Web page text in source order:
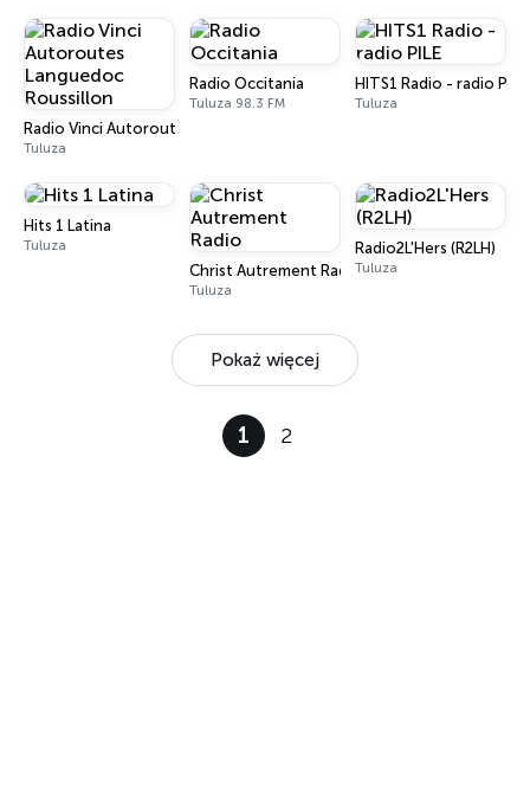
Radio Vinci Autoroutes Languedoc Roussillon
Tuluza
Radio Occitania
Tuluza 98.3 FM
HITS1 Radio - radio PILE
Tuluza
Hits 1 Latina
Tuluza
Christ Autrement Radio
Tuluza
Radio2L'Hers (R2LH)
Tuluza
Pokaż więcej
1 2